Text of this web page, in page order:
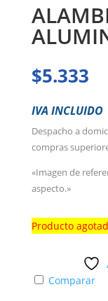
$5.333
IVA INCLUIDO
Despacho a
compras
«Imagen de
aspecto.»
Producto
Comparar